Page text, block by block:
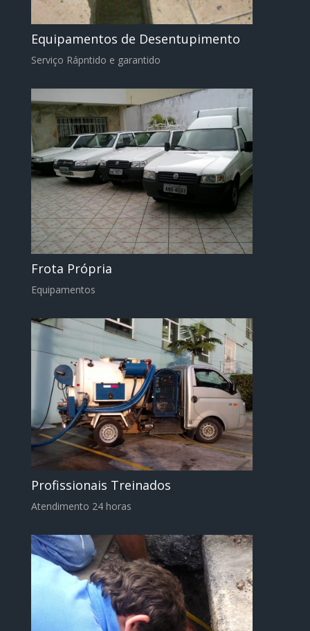
Equipamentos de Desentupimento
Serviço Rápntido e garantido
Frota Própria
Equipamentos
Profissionais Treinados
Atendimento 24 horas